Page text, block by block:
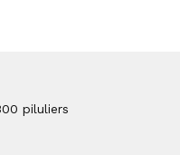
piluliers